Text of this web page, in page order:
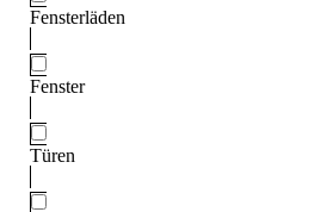
Fensterläden
Fenster
Türen